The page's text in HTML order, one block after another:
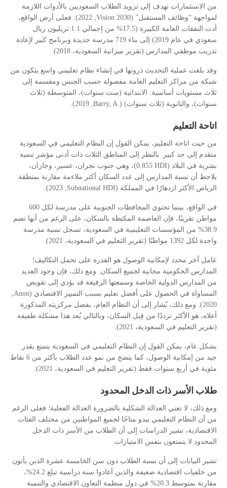
من الاستثمارات تهدف إلى تزويد الطلاب السعوديين بالأدوات اللازمة
لمواجهة “وظائف المستقبل” (Vision 2030
, 2022). فعلى أرض الواقع،
أدت النفقات العامة الكبيرة (17.5% من إجمالي 1.1 تريليون ريال
سعودي في عام 2019) إلى بناء 719 مدرسة جديدة وبرنامج كبير لإعادة
تدريب موظفي المدارس (تقرير ميزانية السعودية، 2018).
وقد بلغت عملية التحديث ذروتها في إنشاء نظام تعليمي واسع يتكون من
شبكة من مراكز التعليم العامة مفصولة حسب الجنس ومقسمة إلى
ثلاث مستويات أساسية: الابتدائية (ست سنوات)، المتوسطة (ثلاث
سنوات)، والثانوية (ثلاث سنوات) (Barry, A.
, 2019).
اتاحة التعليم
من حيث اتاحة التعليم، يمكن القول إن النظام التعليمي في السعودية
متقدم إلى حد كبير. بالنظر إلى المناطق الثلاث ذات أدنى مؤشر تنمية
بشرية في البلاد (0.855 HDI)، وهي جنوب نجران، عسير، وجازان،
يلاحظ أن نسبة المدارس إلى عدد السكان أكثر ملاءمة مقارنة بمنطقة
الرياض الأكثر ازدهارًا في المملكة (Subnational HDI
, 2023).
في الواقع، بينما تحتوي المحافظات الجنوبية على مدرسة لكل 600
مواطن تقريبًا، فإن العاصمة المكتظة بالسكان، على الرغم من أنها تضم
38.9% من المؤسسات التعليمية في السعودية، تسجل نسبة مدرسة
واحدة لكل 1392 مواطنًا (تقرير التعليم في السعودية، 2021).
عامل آخر محدد لإمكانية الوصول هو القدرة على تحمل التكاليف؛
المدارس الحكومية مجانية لجميع السكان. ومع ذلك، فإن وجود العديد
من المدارس الدولية الخاصة وسمعتها الرفيعة قد يؤدي إلى تقويض
المساواة في الحصول على أفضل تعليم بسبب التمييز الاقتصادي (Anon
,
2020). ومع ذلك، يُشار إلى أن النظام العام، بفضل مركزيته المذكورة
أعلاه، هو الأكثر ترددًا من قِبل السكان، وبالتالي يُعد هذا مشكلة طفيفة
(تقرير التعليم في السعودية، 2021).
بشكل عام، يمكن القول إن النظام التعليمي في السعودية يتمتع بقدر
جيد من إمكانية الوصول، كما يتضح من نمو عدد الطلاب بأكثر من 6 نقاط
مئوية في أربع سنوات فقط (تقرير التعليم في السعودية، 2021).
طلاب الأسر ذات الدخل المحدود
ومع ذلك، لا تعني العدالة الشكلية بالضرورة العدالة الفعلية؛ فعلى الرغم
من أن النظام التعليمي يبدو متاحًا لجميع المواطنين من مختلف الفئات
الاقتصادية، تشير الدراسات إلى أن الطلاب من الأسر ذات الدخل
المحدود لا يتمتعون بنفس الامتيازات.
تشير البيانات إلى أن نسبة الطلاب دون سن الخامسة عشرة الذين يأتون
من خلفيات اقتصادية ضعيفة والذين أعادوا سنة دراسية تبلغ 24.2%،
مقارنة بمتوسط 20.3% في دول منظمة التعاون الاقتصادي والتنمية